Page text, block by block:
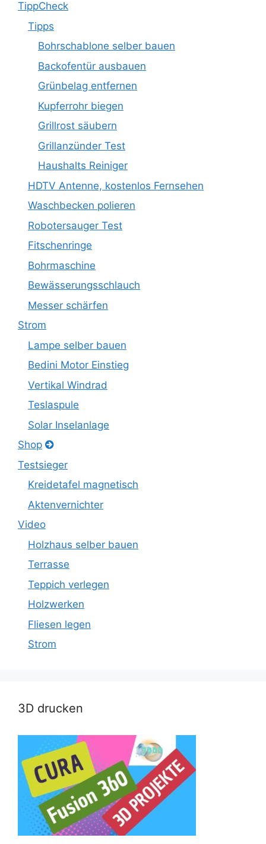
TippCheck
Tipps
Bohrschablone selber bauen
Backofentür ausbauen
Grünbelag entfernen
Kupferrohr biegen
Grillrost säubern
Grillanzünder Test
Haushalts Reiniger
HDTV Antenne, kostenlos Fernsehen
Waschbecken polieren
Robotersauger Test
Fitschenringe
Bohrmaschine
Bewässerungsschlauch
Messer schärfen
Strom
Lampe selber bauen
Bedini Motor Einstieg
Vertikal Windrad
Teslaspule
Solar Inselanlage
Shop
Testsieger
Kreidetafel magnetisch
Aktenvernichter
Video
Holzhaus selber bauen
Terrasse
Teppich verlegen
Holzwerken
Fliesen legen
Strom
3D drucken